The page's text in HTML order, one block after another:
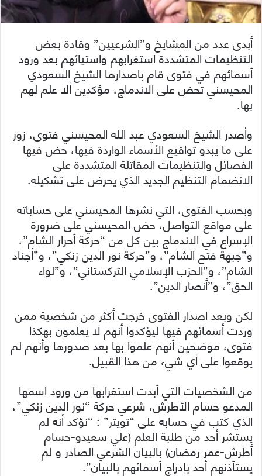
أبدى عدد من المشايخ و”الشرعيين” وقادة بعض
التنظيمات المتشددة استغرابهم واستيائهم بعد ورود
أسمائهم في فتوى قام باصدارها الشيخ السعودي
المحيسني تحض على الاندماج، مؤكدين ألا علم لهم
بها.
وأصدر الشيخ السعودي عبد الله المحيسني فتوى، زور
على ما يبدو تواقيع الأسماء الواردة فيها، حض فيها
الفصائل والتنظيمات المقاتلة المتشددة على
الانضمام التنظيم الجديد الذي يحرض على تشكيله.
وبحسب الفتوى، التي نشرها المحيسني على حساباته
على مواقع التواصل، حض المحيسني على ضرورة
الإسراع في الاندماج بين كل من “حركة أحرار الشام”،
و”جبهة فتح الشام”، و”حركة نور الدين زنكي”، و”أجناد
الشام”، و”الحزب الإسلامي التركستاني”، و”لواء
الحق”، و”أنصار الدين”.
لكن وبعد اصدار الفتوى خرجت أكثر من شخصية ممن
وردت أسمائهم فيها ليؤكدوا أنهم لا يعلمون بهكذا
فتوى، موضحين أنهم علموا بها بعد صدورها وأنهم لم
يوقعوا على أي شيء من هذا القبيل.
من الشخصيات التي أبدت استغرابها من ورود اسمها
المدعو حسام الأطرش، شرعي حركة “نور الدين زنكي”،
الذي كتب في حسابه على “تويتر” : “نؤكد أنه لم
يستشر أحد من طلبة العلم (علي سعيدو-حسام
أطرش-عمر رمضان) بالبيان الشرعي الصادر و لم
يستأذنهم أحد بإدراج أسمائهم بالبيان”.